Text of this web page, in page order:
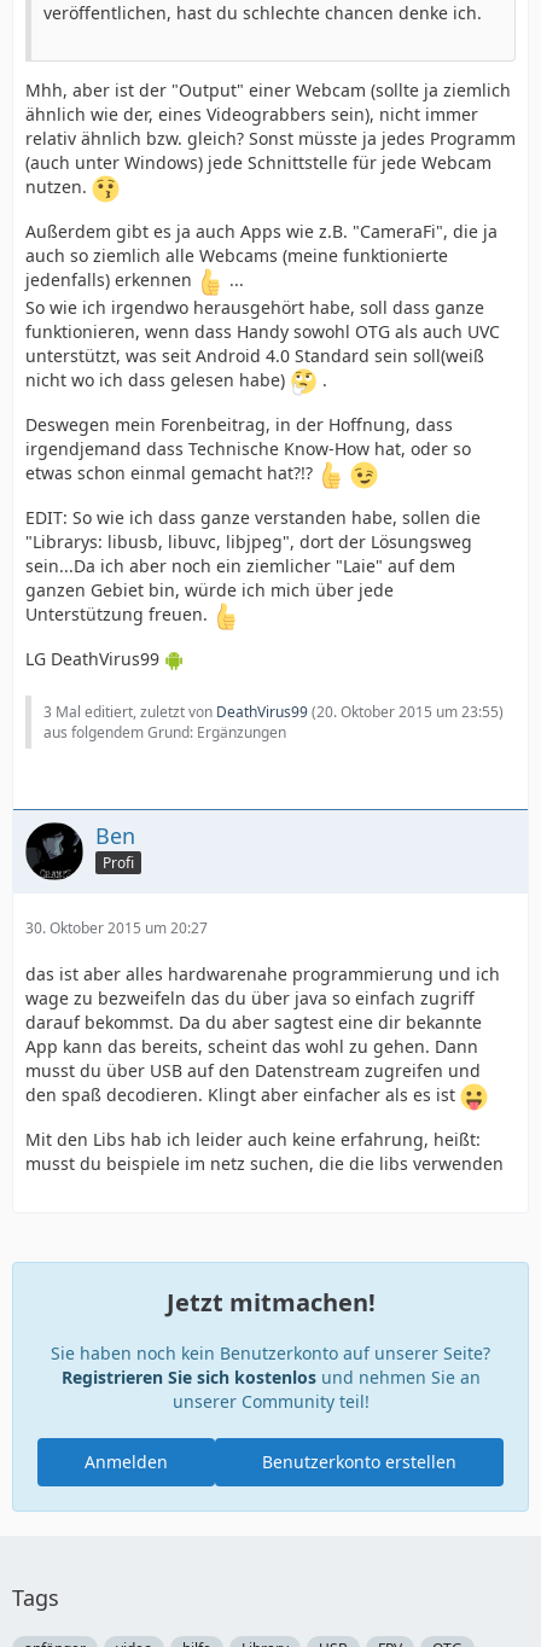
veröffentlichen, hast du schlechte chancen denke ich.
Mhh, aber ist der "Output" einer Webcam (sollte ja ziemlich
ähnlich wie der, eines Videograbbers sein), nicht immer
relativ ähnlich bzw. gleich? Sonst müsste ja jedes Programm
(auch unter Windows) jede Schnittstelle für jede Webcam
nutzen.
Außerdem gibt es ja auch Apps wie z.B. "CameraFi", die ja
auch so ziemlich alle Webcams (meine funktionierte
jedenfalls) erkennen
...
So wie ich irgendwo herausgehört habe, soll dass ganze
funktionieren, wenn dass Handy sowohl OTG als auch UVC
unterstützt, was seit Android 4.0 Standard sein soll(weiß
nicht wo ich dass gelesen habe)
.
Deswegen mein Forenbeitrag, in der Hoffnung, dass
irgendjemand dass Technische Know-How hat, oder so
etwas schon einmal gemacht hat?!?
EDIT: So wie ich dass ganze verstanden habe, sollen die
"Librarys: libusb, libuvc, libjpeg", dort der Lösungsweg
sein...Da ich aber noch ein ziemlicher "Laie" auf dem
ganzen Gebiet bin, würde ich mich über jede
Unterstützung freuen.
LG DeathVirus99
3 Mal editiert, zuletzt von DeathVirus99(20. Oktober 2015 um 23:55)
aus folgendem Grund: Ergänzungen
Ben
Profi
30. Oktober 2015 um 20:27
das ist aber alles hardwarenahe programmierung und ich
wage zu bezweifeln das du über java so einfach zugriff
darauf bekommst. Da du aber sagtest eine dir bekannte
App kann das bereits, scheint das wohl zu gehen. Dann
musst du über USB auf den Datenstream zugreifen und
den spaß decodieren. Klingt aber einfacher als es ist
Mit den Libs hab ich leider auch keine erfahrung, heißt:
musst du beispiele im netz suchen, die die libs verwenden
Jetzt mitmachen!
Sie haben noch kein Benutzerkonto auf unserer Seite?
Registrieren Sie sich kostenlosund nehmen Sie an
unserer Community teil!
Benutzerkonto erstellen
Anmelden
Tags